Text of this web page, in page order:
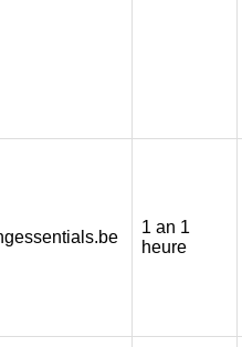
1 an 1
heure